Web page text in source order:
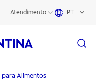
Atendimento PT
para Alimentos
| Tramontina